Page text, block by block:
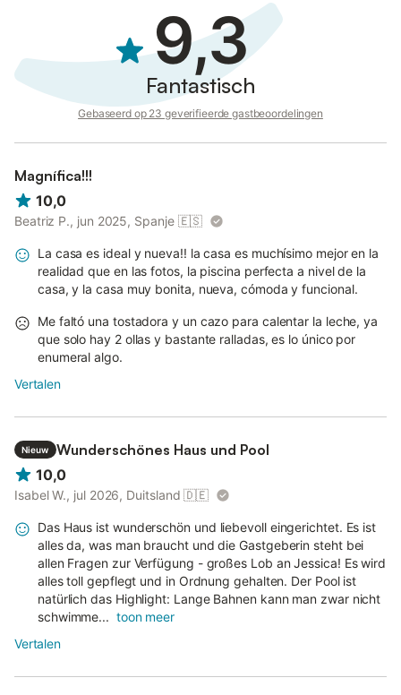
9,3
Fantastisch
Gebaseerd op 23 geverifieerde gastbeoordelingen
Magnífica!!!
10,0
Beatriz P., jun 2025, Spanje 🇪🇸
La casa es ideal y nueva!! la casa es muchísimo mejor en la
realidad que en las fotos, la piscina perfecta a nivel de la
casa, y la casa muy bonita, nueva, cómoda y funcional.
Me faltó una tostadora y un cazo para calentar la leche, ya
que solo hay 2 ollas y bastante ralladas, es lo único por
enumeral algo.
Vertalen
Nieuw
Wunderschönes Haus und Pool
10,0
Isabel W., jul 2026, Duitsland 🇩🇪
Das Haus ist wunderschön und liebevoll eingerichtet. Es ist
alles da, was man braucht und die Gastgeberin steht bei
allen Fragen zur Verfügung - großes Lob an Jessica! Es wird
alles toll gepflegt und in Ordnung gehalten. Der Pool ist
natürlich das Highlight: Lange Bahnen kann man zwar nicht
schwimme... toon meer
Vertalen